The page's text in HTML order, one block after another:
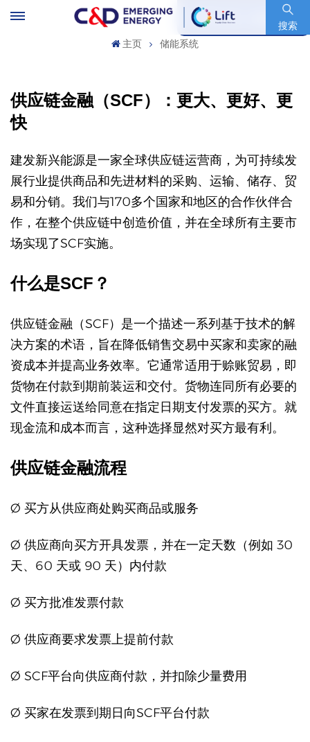
搜索
股票代码 : 600153.SH
主页 储能系统
供应链金融（SCF）：更大、更好、更
快
建发新兴能源是一家全球供应链运营商，为可持续发
展行业提供商品和先进材料的采购、运输、储存、贸
易和分销。我们与170多个国家和地区的合作伙伴合
作，在整个供应链中创造价值，并在全球所有主要市
场实现了SCF实施。
什么是SCF？
供应链金融（SCF）是一个描述一系列基于技术的解
决方案的术语，旨在降低销售交易中买家和卖家的融
资成本并提高业务效率。它通常适用于赊账贸易，即
货物在付款到期前装运和交付。货物连同所有必要的
文件直接运送给同意在指定日期支付发票的买方。就
现金流和成本而言，这种选择显然对买方最有利。
供应链金融流程
Ø 买方从供应商处购买商品或服务
Ø 供应商向买方开具发票，并在一定天数（例如 30
天、60 天或 90 天）内付款
Ø 买方批准发票付款
Ø 供应商要求发票上提前付款
Ø SCF平台向供应商付款，并扣除少量费用
Ø 买家在发票到期日向SCF平台付款